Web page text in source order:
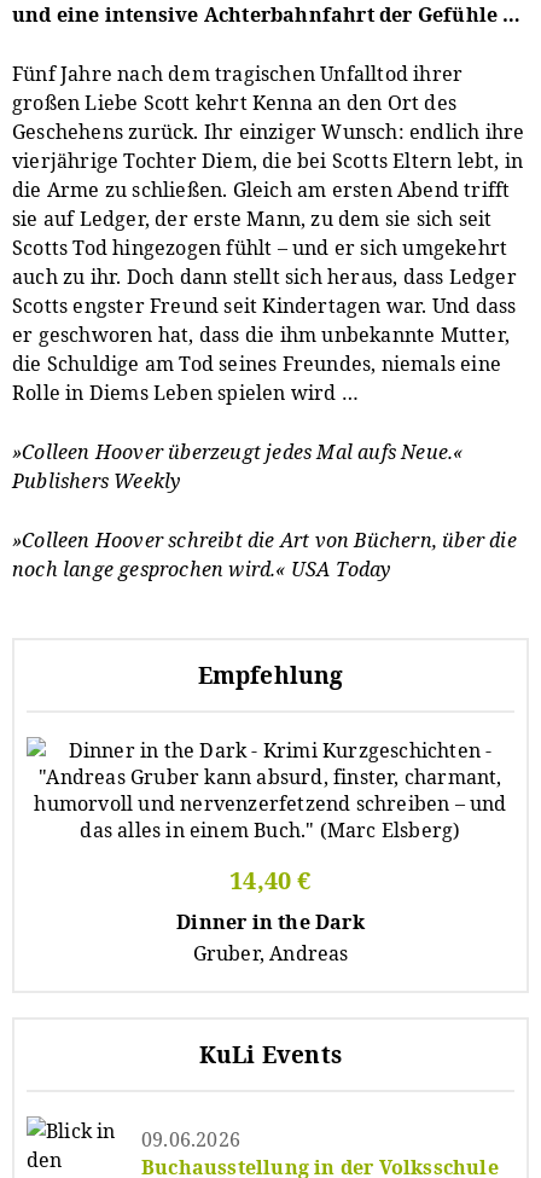
und eine intensive Achterbahnfahrt der Gefühle …
Fünf Jahre nach dem tragischen Unfalltod ihrer
großen Liebe Scott kehrt Kenna an den Ort des
Geschehens zurück. Ihr einziger Wunsch: endlich ihre
vierjährige Tochter Diem, die bei Scotts Eltern lebt, in
die Arme zu schließen. Gleich am ersten Abend trifft
sie auf Ledger, der erste Mann, zu dem sie sich seit
Scotts Tod hingezogen fühlt – und er sich umgekehrt
auch zu ihr. Doch dann stellt sich heraus, dass Ledger
Scotts engster Freund seit Kindertagen war. Und dass
er geschworen hat, dass die ihm unbekannte Mutter,
die Schuldige am Tod seines Freundes, niemals eine
Rolle in Diems Leben spielen wird …
»Colleen Hoover überzeugt jedes Mal aufs Neue.«
Publishers Weekly
»Colleen Hoover schreibt die Art von Büchern, über die
noch lange gesprochen wird.« USA Today
Empfehlung
14,40 €
Dinner in the Dark
Gruber, Andreas
KuLi Events
Buchausstellung in der Volksschule
09.06.2026